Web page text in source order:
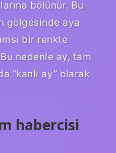
bölünür. Bu
gölgesinde aya
bir renkte
nedenle ay, tam
“kanlı ay” olarak
habercisi